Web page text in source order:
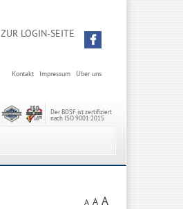
ZUR LOGIN-SEITE
Über uns
Impressum
Kontakt
Der BDSF ist zertifiziert
nach ISO 9001:2015
A A A